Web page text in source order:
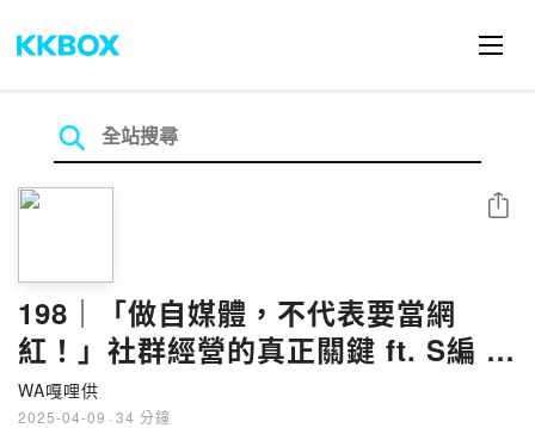
198｜「做自媒體，不代表要當網
紅！」社群經營的真正關鍵 ft. S編 思
葒
WA嘎哩供
2025-04-09 · 34 分鐘
分享